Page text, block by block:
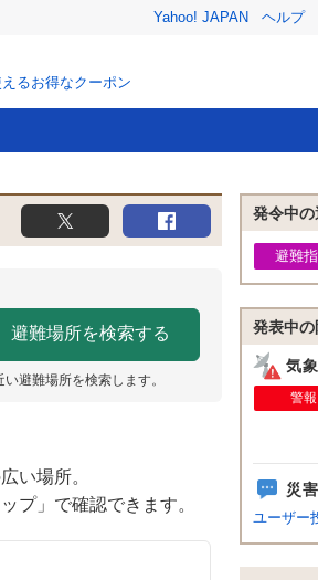
Yahoo! JAPAN ヘルプ
るお得なクーポン
避難場所を検索します。
い場所。
プ」で確認できます。
発令中
避難
発表中
気
警報
災
ユーザー